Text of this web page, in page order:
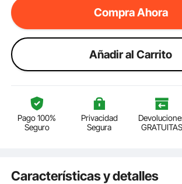
Compra Ahora
Añadir al Carrito
Pago 100%
Seguro
Privacidad
Segura
GRATUITAS
Características y detalles